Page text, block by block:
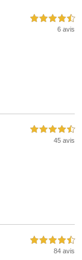
4,5 étoiles sur 5
6 avis
4,5 étoiles sur 5
45 avis
4,5 étoiles sur 5
84 avis